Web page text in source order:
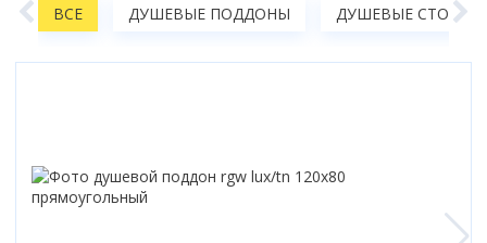
Коврик для душевой кабины
ВСЕ ДУШЕВЫЕ ПОДДОНЫ ДУШЕВЫЕ